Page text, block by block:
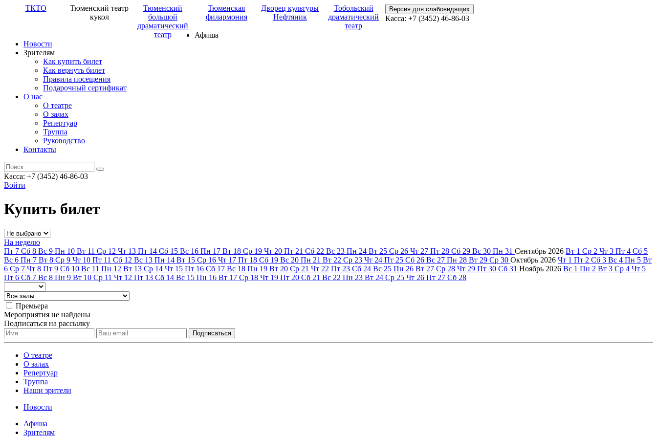
ТКТО
Тюменский театр
кукол
Тюменский
большой
драматический
театр
Тюменская
филармония
Дворец культуры
Нефтяник
Тобольский
драматический
театр
Версия для слабовидящих
Касса: +7 (3452) 46-86-03
Афиша
Новости
Зрителям
Как купить билет
Как вернуть билет
Правила посещения
Подарочный сертификат
О нас
О театре
О залах
Репертуар
Труппа
Руководство
Контакты
Касса: +7 (3452) 46-86-03
Войти
Купить билет
На неделю
Пт 7 Сб 8 Вс 9 Пн 10 Вт 11 Ср 12 Чт 13 Пт 14 Сб 15 Вс 16 Пн 17 Вт 18 Ср 19 Чт 20 Пт 21 Сб 22 Вс 23 Пн 24 Вт 25 Ср 26 Чт 27 Пт 28 Сб 29 Вс 30 Пн 31 Сентябрь 2026 Вт 1 Ср 2 Чт 3 Пт 4 Сб 5
Вс 6 Пн 7 Вт 8 Ср 9 Чт 10 Пт 11 Сб 12 Вс 13 Пн 14 Вт 15 Ср 16 Чт 17 Пт 18 Сб 19 Вс 20 Пн 21 Вт 22 Ср 23 Чт 24 Пт 25 Сб 26 Вс 27 Пн 28 Вт 29 Ср 30 Октябрь 2026 Чт 1 Пт 2 Сб 3 Вс 4 Пн 5 Вт
6 Ср 7 Чт 8 Пт 9 Сб 10 Вс 11 Пн 12 Вт 13 Ср 14 Чт 15 Пт 16 Сб 17 Вс 18 Пн 19 Вт 20 Ср 21 Чт 22 Пт 23 Сб 24 Вс 25 Пн 26 Вт 27 Ср 28 Чт 29 Пт 30 Сб 31 Ноябрь 2026 Вс 1 Пн 2 Вт 3 Ср 4 Чт 5
Пт 6 Сб 7 Вс 8 Пн 9 Вт 10 Ср 11 Чт 12 Пт 13 Сб 14 Вс 15 Пн 16 Вт 17 Ср 18 Чт 19 Пт 20 Сб 21 Вс 22 Пн 23 Вт 24 Ср 25 Чт 26 Пт 27 Сб 28
Премьера
Мероприятия не найдены
Подписаться на рассылку
О театре
О залах
Репертуар
Труппа
Наши зрители
Новости
Афиша
Зрителям